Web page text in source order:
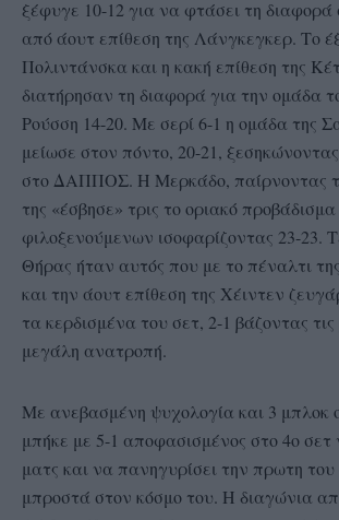
ξέφυγε 10-12 για να φτάσει τη διαφορά
από άουτ επίθεση της Λάνγκεγκερ. Το
Πολιντάνσκα και η κακή επίθεση της
διατήρησαν τη διαφορά για την ομάδα
Ρούσση 14-20. Με σερί 6-1 η ομάδα της
μείωσε στον πόντο, 20-21,
στο ΔΑΠΠΟΣ. Η Μερκάδο, παίρνοντας
της «έσβησε» τρις το οριακό
φιλοξενούμενων ισοφαρίζοντας 23-23.
Θήρας ήταν αυτός που με το πέναλτι
και την άουτ επίθεση της Χέιντεν
τα κερδισμένα του σετ, 2-1 βάζοντας τις
μεγάλη ανατροπή.
Με ανεβασμένη ψυχολογία και 3
μπήκε με 5-1 αποφασισμένος στο 4ο σετ
ματς και να πανηγυρίσει την πρωτη του
μπροστά στον κόσμο του. Η διαγώνια